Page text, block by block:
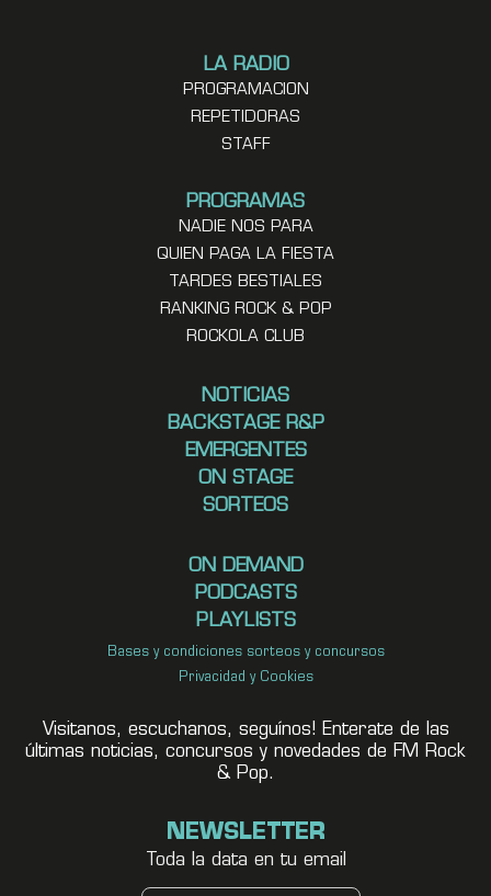
LA RADIO
PROGRAMACION
REPETIDORAS
STAFF
PROGRAMAS
NADIE NOS PARA
QUIEN PAGA LA FIESTA
TARDES BESTIALES
RANKING ROCK & POP
ROCKOLA CLUB
NOTICIAS
BACKSTAGE R&P
EMERGENTES
ON STAGE
SORTEOS
ON DEMAND
PODCASTS
PLAYLISTS
Bases y condiciones sorteos y concursos
Privacidad y Cookies
Visitanos, escuchanos, seguínos! Enterate de las
últimas noticias, concursos y novedades de FM Rock
& Pop.
NEWSLETTER
Toda la data en tu email